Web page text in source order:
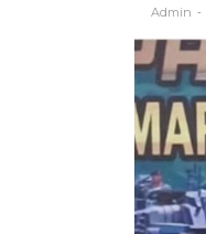
Admin -